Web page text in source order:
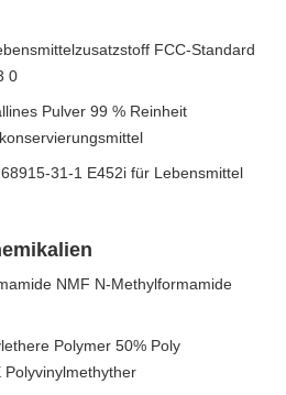
FCC-Standard
0
Pulver 99 % Reinheit
31-1 E452i für Lebensmittel
NMF N-Methylformamide
Polymer 50% Poly
Polyvinylmethyther